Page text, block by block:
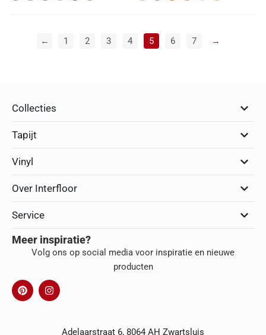
← 1 2 3 4 5 6 7 →
Collecties
Tapijt
Vinyl
Over Interfloor
Service
Meer inspiratie?
Volg ons op social media voor inspiratie en nieuwe
producten
Adelaarstraat 6, 8064 AH Zwartsluis